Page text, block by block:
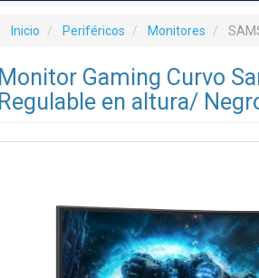
Inicio Periféricos Monitores
Monitor Gaming Curvo
Regulable en altura/